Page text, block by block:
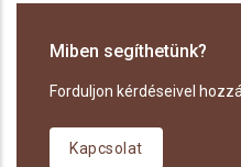
Miben segíthetünk?
Forduljon kérdéseivel
Kapcsolat